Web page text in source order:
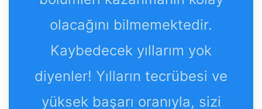
olacağını bilmemektedir.
Kaybedecek yıllarım yok
diyenler! Yılların tecrübesi ve
yüksek başarı oranıyla, sizi